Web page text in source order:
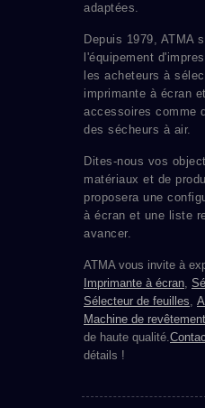
adaptées.
Depuis 1979, ATMA
l'équipement
les acheteurs à
imprimante à écran
accessoires comme
des sécheurs à air.
Dites-nous vos
matériaux et de
proposera une
à écran et une liste
avancer.
ATMA vous invite à
Imprimante à écran,
Sélecteur de feuilles,
Machine de revêtement
de haute qualité.
détails !